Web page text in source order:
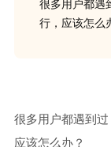
很多用户都遇
行，应该怎么
很多用户都遇到过
应该怎么办？